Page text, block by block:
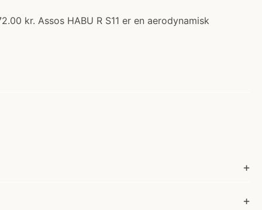
kr. Assos HABU R S11 er en aerodynamisk